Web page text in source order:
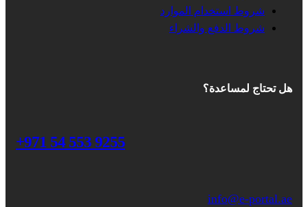
شروط استخدام الموارد
شروط الدفع والشراء
هل تحتاج لمساعدة؟
+971 54 553 9255
info@e-portal.ae